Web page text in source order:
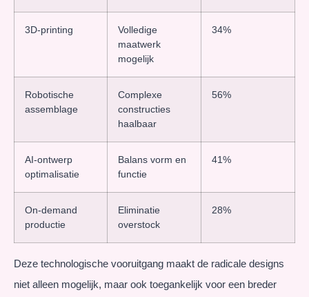
3D-printing
Volledige
maatwerk
mogelijk
34%
Robotische
assemblage
Complexe
constructies
haalbaar
56%
AI-ontwerp
optimalisatie
Balans vorm en
functie
41%
On-demand
productie
Eliminatie
overstock
28%
Deze technologische vooruitgang maakt de radicale designs
niet alleen mogelijk, maar ook toegankelijk voor een breder